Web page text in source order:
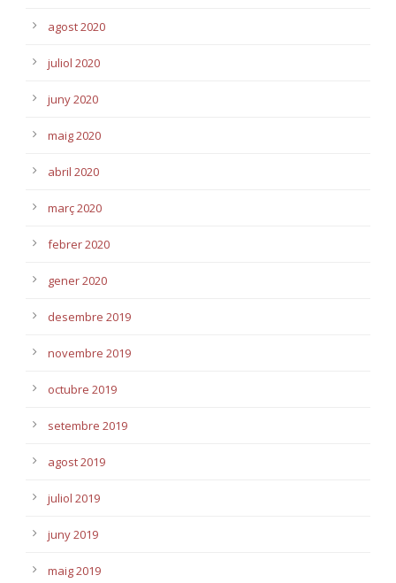
agost 2020
juliol 2020
juny 2020
maig 2020
abril 2020
març 2020
febrer 2020
gener 2020
desembre 2019
novembre 2019
octubre 2019
setembre 2019
agost 2019
juliol 2019
juny 2019
maig 2019